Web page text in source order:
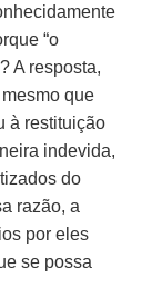
“o
A resposta,
que
à restituição
indevida,
do
razão, a
por eles
se possa